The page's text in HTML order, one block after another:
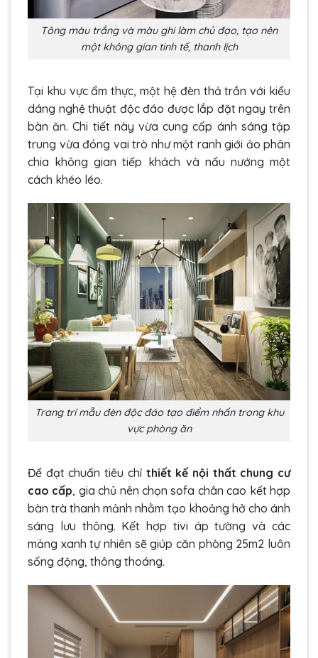
Tông màu trắng và màu ghi làm chủ đạo, tạo nên
một không gian tinh tế, thanh lịch
Tại khu vực ẩm thực, một hệ đèn thả trần với kiểu
dáng nghệ thuật độc đáo được lắp đặt ngay trên
bàn ăn. Chi tiết này vừa cung cấp ánh sáng tập
trung vừa đóng vai trò như một ranh giới ảo phân
chia không gian tiếp khách và nấu nướng một
cách khéo léo.
Trang trí mẫu đèn độc đáo tạo điểm nhấn trong khu
vực phòng ăn
Để đạt chuẩn tiêu chí thiết kế nội thất chung cư
cao cấp, gia chủ nên chọn sofa chân cao kết hợp
bàn trà thanh mảnh nhằm tạo khoảng hở cho ánh
sáng lưu thông. Kết hợp tivi áp tường và các
mảng xanh tự nhiên sẽ giúp căn phòng 25m2 luôn
sống động, thông thoáng.